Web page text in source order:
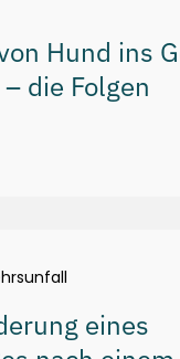
Hund ins
die Folgen
eines